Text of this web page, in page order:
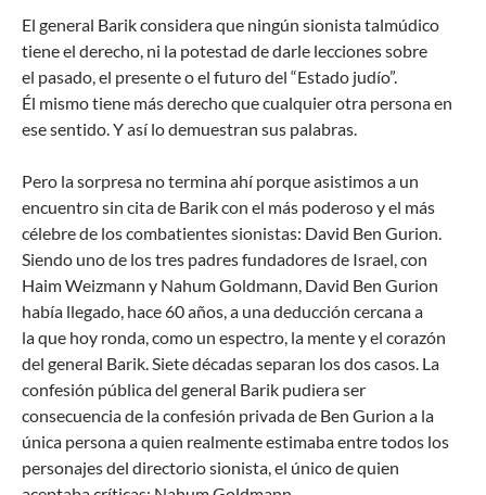
El general Barik considera que ningún sionista talmúdico
tiene el derecho, ni la potestad de darle lecciones sobre
el pasado, el presente o el futuro del “Estado judío”.
Él mismo tiene más derecho que cualquier otra persona en
ese sentido. Y así lo demuestran sus palabras.
Pero la sorpresa no termina ahí porque asistimos a un
encuentro sin cita de Barik con el más poderoso y el más
célebre de los combatientes sionistas: David Ben Gurion.
Siendo uno de los tres padres fundadores de Israel, con
Haim Weizmann y Nahum Goldmann, David Ben Gurion
había llegado, hace 60 años, a una deducción cercana a
la que hoy ronda, como un espectro, la mente y el corazón
del general Barik. Siete décadas separan los dos casos. La
confesión pública del general Barik pudiera ser
consecuencia de la confesión privada de Ben Gurion a la
única persona a quien realmente estimaba entre todos los
personajes del directorio sionista, el único de quien